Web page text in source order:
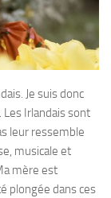
Je suis donc
Les Irlandais sont
leur ressemble
musicale et
mère est
plongée dans ces